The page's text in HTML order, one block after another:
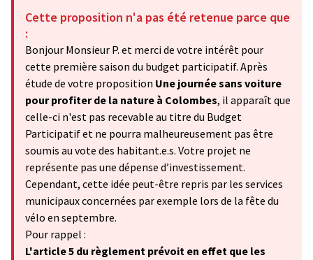
Cette proposition n'a pas été retenue parce que
:
Bonjour Monsieur P. et merci de votre intérêt pour
cette première saison du budget participatif. Après
étude de votre proposition Une journée sans voiture
pour profiter de la nature à Colombes, il apparaît que
celle-ci n'est pas recevable au titre du Budget
Participatif et ne pourra malheureusement pas être
soumis au vote des habitant.e.s. Votre projet ne
représente pas une dépense d’investissement.
Cependant, cette idée peut-être repris par les services
municipaux concernées par exemple lors de la fête du
vélo en septembre.
Pour rappel :
L'article 5 du règlement prévoit en effet que les